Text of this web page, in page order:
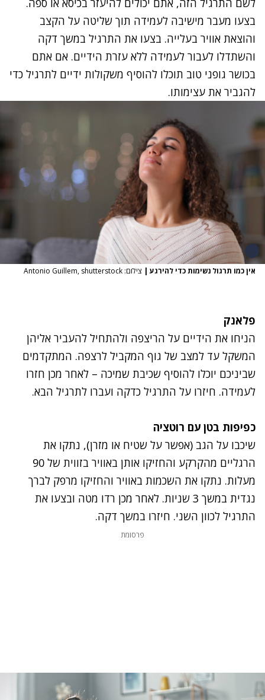
לשם התרגיל הזה, אתם יכולים להיעזר בכיסא או ספה.
בצעו מעבר מישיבה לעמידה תוך שליטה על הקצב
והוצאת אוויר בעלייה. בצעו את התרגיל במשך דקה
והשתדלו לעבור לעמידה ללא עזרת הידיים. אם אתם
בכושר גופני טוב תוכלו להוסיף משקולות ידיים לתרגיל כדי
להגביר את עצימותו.
אין כמו תרגול נשימות כדי להירגע | צילום: Antonio Guillem, shutterstock
פלאנק
הניחו את הידיים על הריצפה ולהתחיל להעביר אליהן
המשקל עד למצב של גוף המקביל לרצפה. המתקדמים
שביניכם יוכלו להוסיף שכיבת שמיכה – לאחר מכן חזרו
לעמידה. חיזרו על התרגיל כדקה ועברו לתרגיל הבא.
כפיפות בטן עם רוטציה
שיכבו על הגב (אפשר על שטיח או מזרן), נתקו את
הרגליים מהקרקע והחזיקו אותן באוויר בזווית של 90
מעלות. נתקו את השכמות באוויר והחזיקו מרפק לברך
נגדית במשך 3 שניות. לאחר מכן רדו מטה ובצעו את
התרגיל לכוון השני. חיזרו במשך דקה.
פרסומת